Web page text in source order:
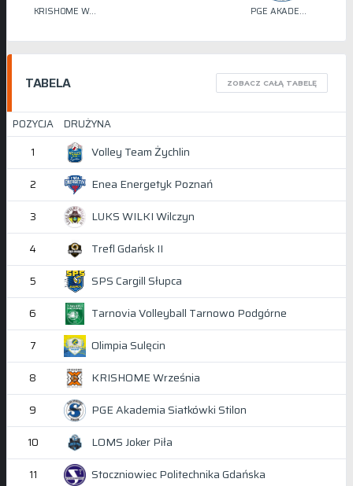
KRISHOME WRZEŚNIA PGE AKADEMIA SIATKÓWKI STILON
TABELA ZOBACZ CAŁĄ TABELĘ
POZYCJA
DRUŻYNA
1
Volley Team Żychlin
2 Enea Energetyk Poznań
3 LUKS WILKI Wilczyn
4 Trefl Gdańsk II
5 SPS Cargill Słupca
6 Tarnovia Volleyball Tarnowo Podgórne
7 Olimpia Sulęcin
8 KRISHOME Września
9 PGE Akademia Siatkówki Stilon
10 LOMS Joker Piła
11 Stoczniowiec Politechnika Gdańska